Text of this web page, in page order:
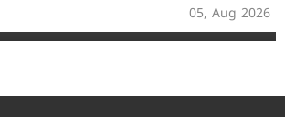
05, Aug 2026